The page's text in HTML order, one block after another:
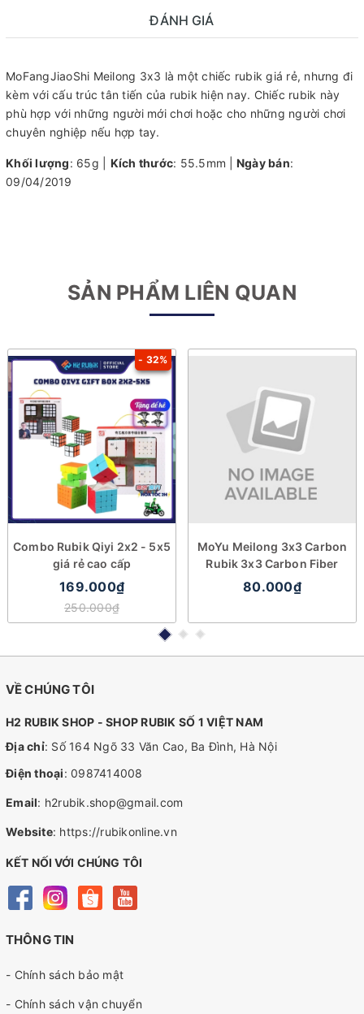
ĐÁNH GIÁ
MoFangJiaoShi Meilong 3x3 là một chiếc rubik giá rẻ, nhưng đi
kèm với cấu trúc tân tiến của rubik hiện nay. Chiếc rubik này
phù hợp với những người mới chơi hoặc cho những người chơi
chuyên nghiệp nếu hợp tay.
Khối lượng: 65g | Kích thước: 55.5mm | Ngày bán:
09/04/2019
SẢN PHẨM LIÊN QUAN
- 32%
Combo Rubik Qiyi 2x2 - 5x5
giá rẻ cao cấp
169.000₫
250.000₫
MoYu Meilong 3x3 Carbon
Rubik 3x3 Carbon Fiber
80.000₫
VỀ CHÚNG TÔI
H2 RUBIK SHOP - SHOP RUBIK SỐ 1 VIỆT NAM
Địa chỉ: Số 164 Ngõ 33 Văn Cao, Ba Đình, Hà Nội
Điện thoại: 0987414008
Email: h2rubik.shop@gmail.com
Website: https://rubikonline.vn
KẾT NỐI VỚI CHÚNG TÔI
THÔNG TIN
- Chính sách bảo mật
- Chính sách vận chuyển